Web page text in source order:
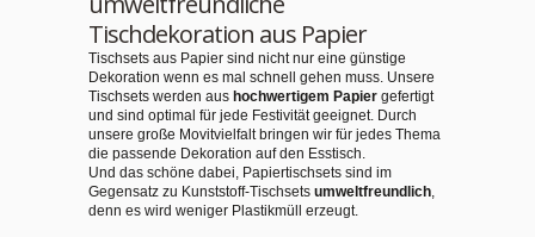
Tischdekoration aus Papier
Tischsets aus Papier sind nicht nur eine günstige
Dekoration wenn es mal schnell gehen muss. Unsere
Tischsets werden aus hochwertigem Papier gefertigt
und sind optimal für jede Festivität geeignet. Durch
unsere große Movitvielfalt bringen wir für jedes Thema
die passende Dekoration auf den Esstisch.
Und das schöne dabei, Papiertischsets sind im
Gegensatz zu Kunststoff-Tischsets umweltfreundlich,
denn es wird weniger Plastikmüll erzeugt.